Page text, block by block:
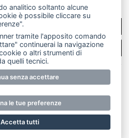
SCRIVICI
TUA PUBBLICITÀ
S.r.l. - Tutti i diritti riservati.
e pubblicazione anche
e immagini senza la
scritta dell'editore. RI Lecco
- Capitale sociale 10.329,14 €
analitico soltanto alcune
è possibile cliccare su
tramite l'apposito comando
continuerai la navigazione
o altri strumenti di
quelli tecnici.
senza accettare
le tue preferenze
Accetta tutti